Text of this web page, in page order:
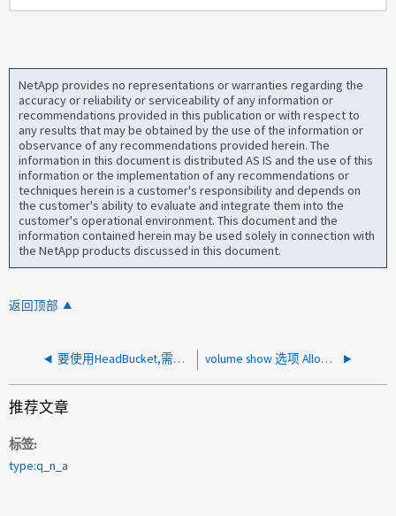
NetApp provides no representations or warranties regarding the
accuracy or reliability or serviceability of any information or
recommendations provided in this publication or with respect to
any results that may be obtained by the use of the information or
observance of any recommendations provided herein. The
information in this document is distributed AS IS and the use of this
information or the implementation of any recommendations or
techniques herein is a customer's responsibility and depends on
the customer's ability to evaluate and integrate them into the
customer's operational environment. This document and the
information contained herein may be used solely in connection with
the NetApp products discussed in this document.
返回顶部
要使用HeadBucket,需要哪些S3权限? volume show 选项 Allow S3 Multi-Part Uploads with arbitrary sizes 是什么意思？
推荐文章
标签
type:q_n_a